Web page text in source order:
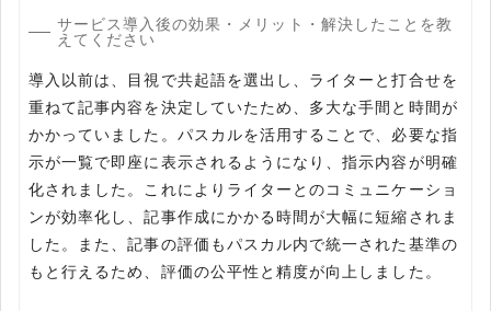
サービス導入後の効果・メリット・解決したことを教
えてください
導入以前は、目視で共起語を選出し、ライターと打合せを
重ねて記事内容を決定していたため、多大な手間と時間が
かかっていました。パスカルを活用することで、必要な指
示が一覧で即座に表示されるようになり、指示内容が明確
化されました。これによりライターとのコミュニケーショ
ンが効率化し、記事作成にかかる時間が大幅に短縮されま
した。また、記事の評価もパスカル内で統一された基準の
もと行えるため、評価の公平性と精度が向上しました。